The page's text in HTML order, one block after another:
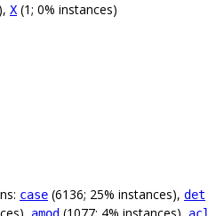
X (1; 0% instances)
case (6136; 25% instances), det